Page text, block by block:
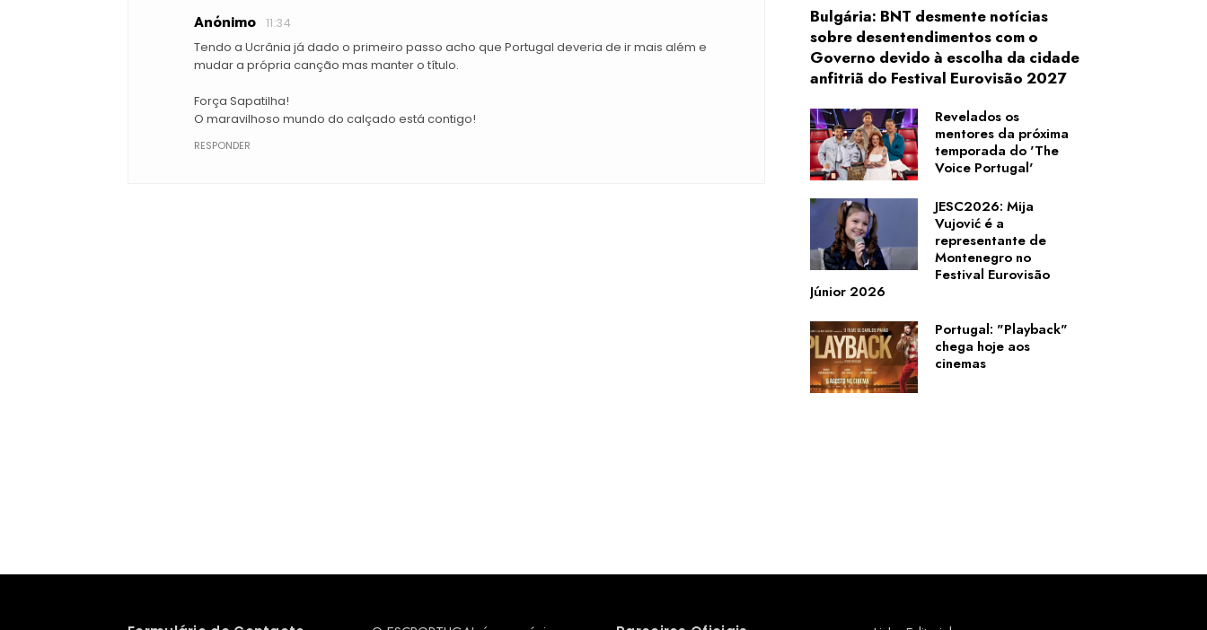
Anónimo 11:34
Tendo a Ucrânia já dado o primeiro passo acho que Portugal deveria de ir mais além e
mudar a própria canção mas manter o título.
Força Sapatilha!
O maravilhoso mundo do calçado está contigo!
RESPONDER
Bulgária: BNT desmente notícias
sobre desentendimentos com o
Governo devido à escolha da cidade
anfitriã do Festival Eurovisão 2027
Revelados os
mentores da próxima
temporada do 'The
Voice Portugal'
JESC2026: Mija
Vujović é a
representante de
Montenegro no
Festival Eurovisão
Júnior 2026
Portugal: "Playback"
chega hoje aos
cinemas